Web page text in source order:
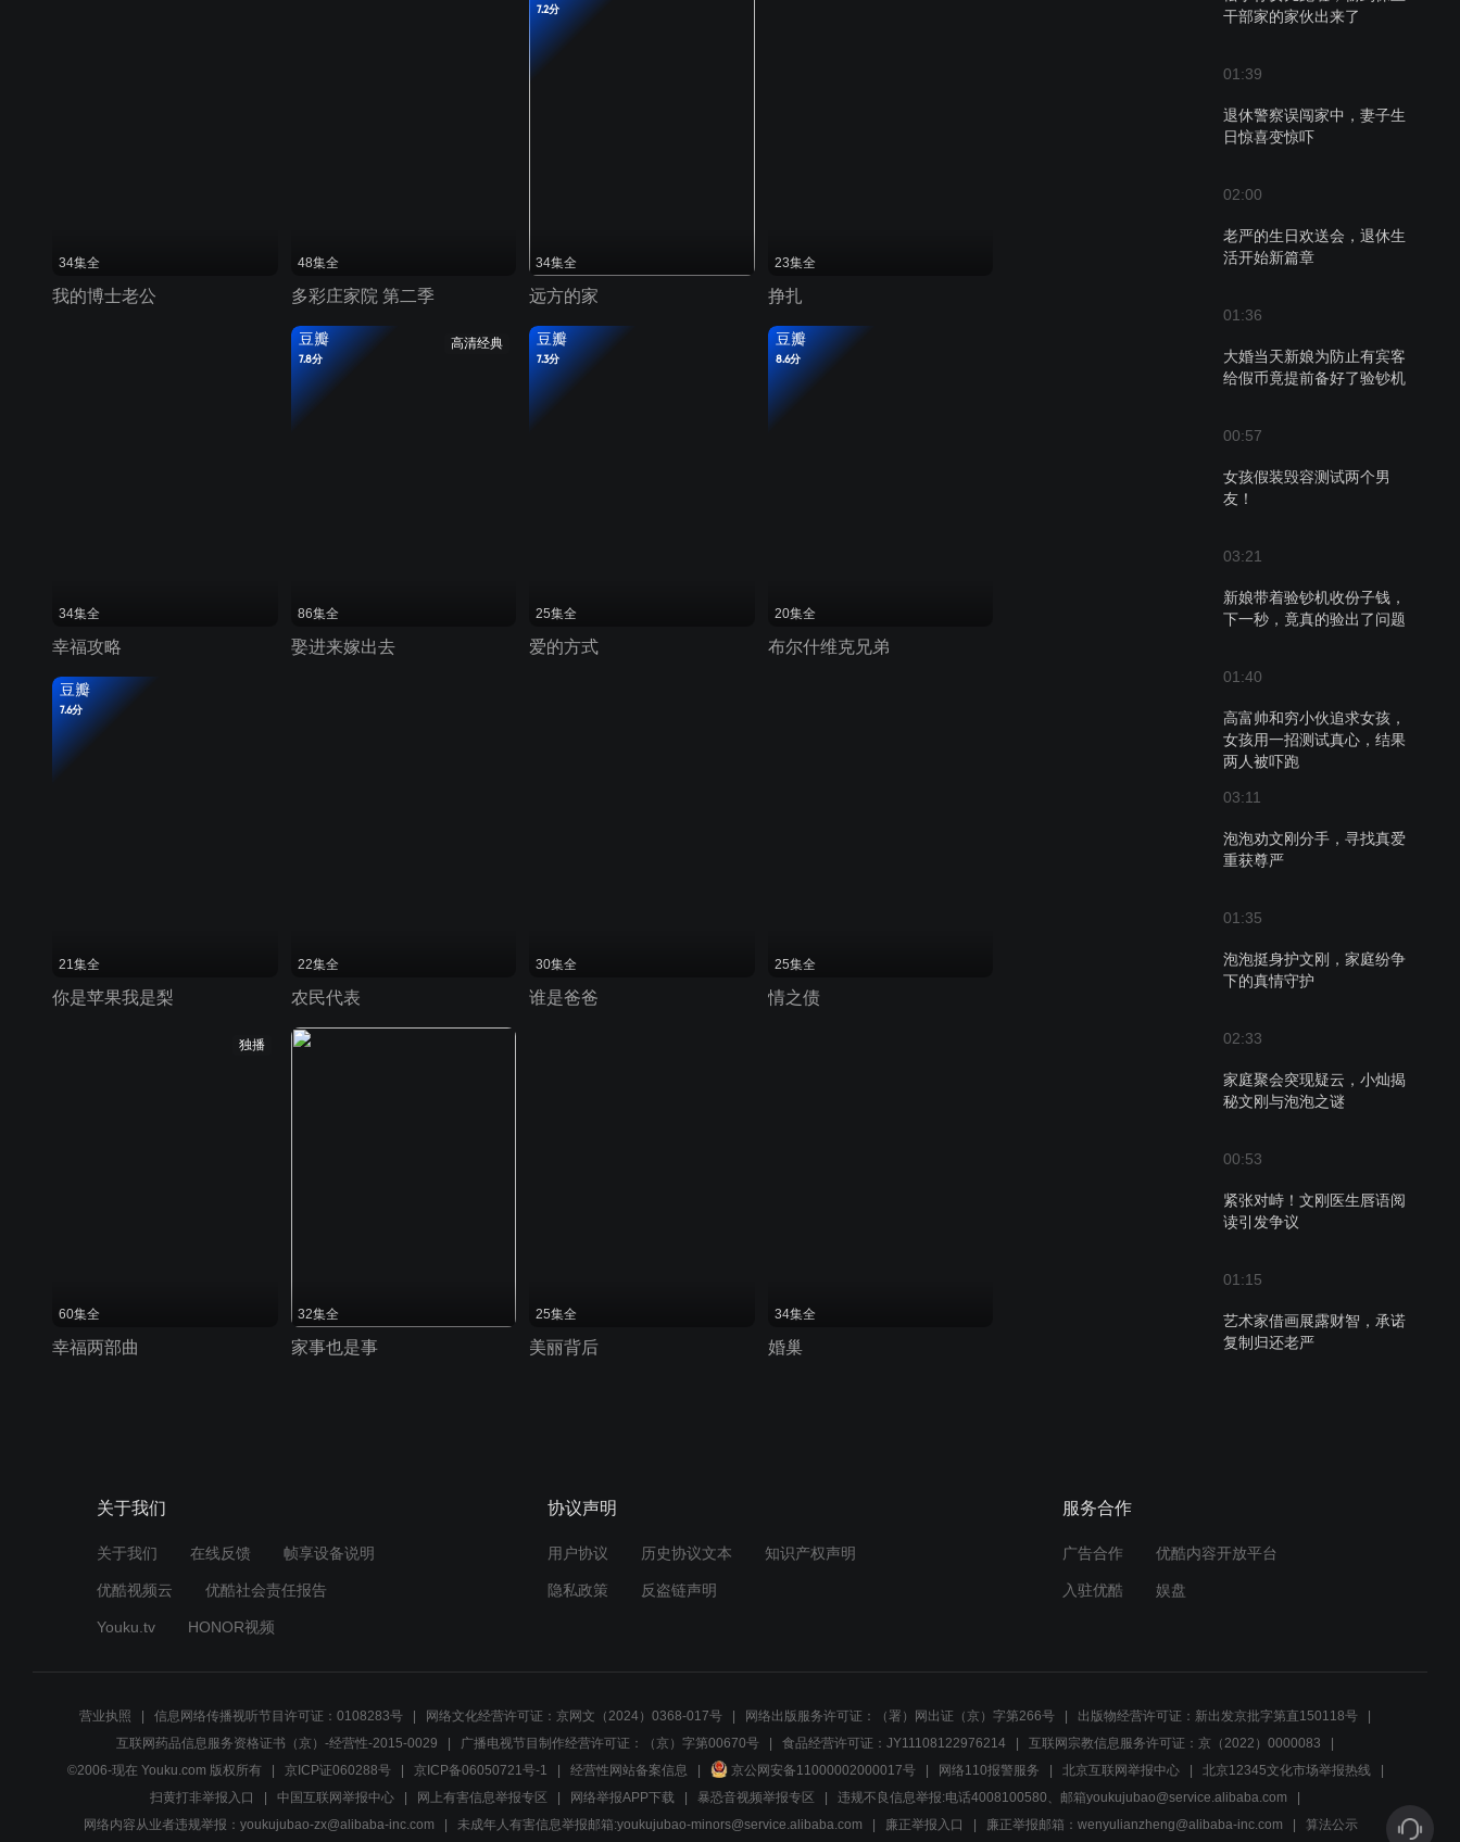
干部家的家伙出来了
01:39
退休警察误闯家中，妻子生
日惊喜变惊吓
02:00
老严的生日欢送会，退休生
活开始新篇章
01:36
大婚当天新娘为防止有宾客
给假币竟提前备好了验钞机
00:57
女孩假装毁容测试两个男
友！
03:21
新娘带着验钞机收份子钱，
下一秒，竟真的验出了问题
01:40
高富帅和穷小伙追求女孩，
女孩用一招测试真心，结果
两人被吓跑
03:11
泡泡劝文刚分手，寻找真爱
重获尊严
01:35
泡泡挺身护文刚，家庭纷争
下的真情守护
02:33
家庭聚会突现疑云，小灿揭
秘文刚与泡泡之谜
00:53
紧张对峙！文刚医生唇语阅
读引发争议
01:15
艺术家借画展露财智，承诺
复制归还老严
男子拒绝亲家提议，宝马车
真？
01:14
丽丽回家质问家人，肯德基
全家桶引出迪厅疑云
34集全
我的博士老公
48集全
多彩庄家院 第二季
7.2分
34集全
远方的家
23集全
挣扎
34集全
幸福攻略
高清经典
豆瓣
7.8分
86集全
娶进来嫁出去
豆瓣
7.3分
25集全
爱的方式
豆瓣
8.6分
20集全
布尔什维克兄弟
豆瓣
7.6分
21集全
你是苹果我是梨
22集全
农民代表
30集全
谁是爸爸
25集全
情之债
独播
60集全
幸福两部曲
32集全
家事也是事
25集全
美丽背后
34集全
婚巢
关于我们
关于我们 在线反馈 帧享设备说明
优酷视频云 优酷社会责任报告
Youku.tv HONOR视频
协议声明
用户协议 历史协议文本 知识产权声明
隐私政策 反盗链声明
服务合作
广告合作 优酷内容开放平台
入驻优酷 娱盘
营业执照 信息网络传播视听节目许可证：0108283号 网络文化经营许可证：京网文（2024）0368-017号 网络出版服务许可证：（署）网出证（京）字第266号
出版物经营许可证：新出发京批字第直150118号
互联网药品信息服务资格证书（京）-经营性-2015-0029
广播电视节目制作经营许可证：（京）字第00670号 食品经营许可证：JY11108122976214
互联网宗教信息服务许可证：京（2022）0000083
©2006-现在 Youku.com 版权所有
京ICP证060288号 京ICP备06050721号-1 经营性网站备案信息 京公网安备11000002000017号 网络110报警服务 北京互联网举报中心
北京12345文化市场举报热线
扫黄打非举报入口
中国互联网举报中心 网上有害信息举报专区 网络举报APP下载 暴恐音视频举报专区
违规不良信息举报:电话4008100580、邮箱youkujubao@service.alibaba.com
网络内容从业者违规举报：youkujubao-zx@alibaba-inc.com
未成年人有害信息举报邮箱:youkujubao-minors@service.alibaba.com 廉正举报入口 廉正举报邮箱：wenyulianzheng@alibaba-inc.com 算法公示